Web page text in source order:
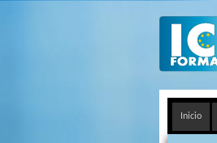
Inicio